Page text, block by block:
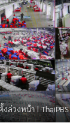
ล่วงหน้า l